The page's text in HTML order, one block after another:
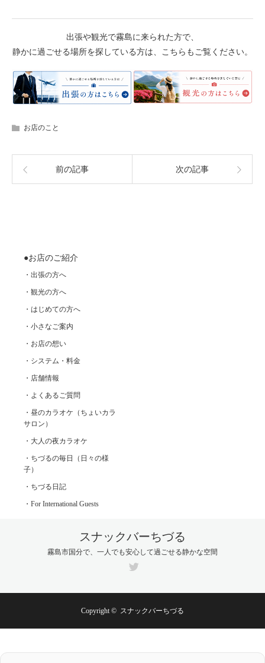
出張や観光で霧島に来られた方で、
静かに過ごせる場所を探している方は、こちらもご覧ください。
お店のこと
前の記事 次の記事
●お店のご紹介
・出張の方へ
・観光の方へ
・はじめての方へ
・小さなご案内
・お店の想い
・システム・料金
・店舗情報
・よくあるご質問
・昼のカラオケ（ちょいカラ
サロン）
・大人の夜カラオケ
・ちづるの毎日（日々の様
子）
・ちづる日記
・For International Guests
スナックバーちづる
霧島市国分で、一人でも安心して過ごせる静かな空間
Copyright © スナックバーちづる